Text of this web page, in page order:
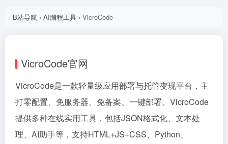
B站导航 › AI编程工具 › VicroCode
VicroCode官网
VicroCode是一款轻量级应用部署与托管变现平台，主
打零配置、免服务器、免备案、一键部署。VicroCode
提供多种在线实用工具，包括JSON格式化、文本处
理、AI助手等，支持HTML+JS+CSS、Python、